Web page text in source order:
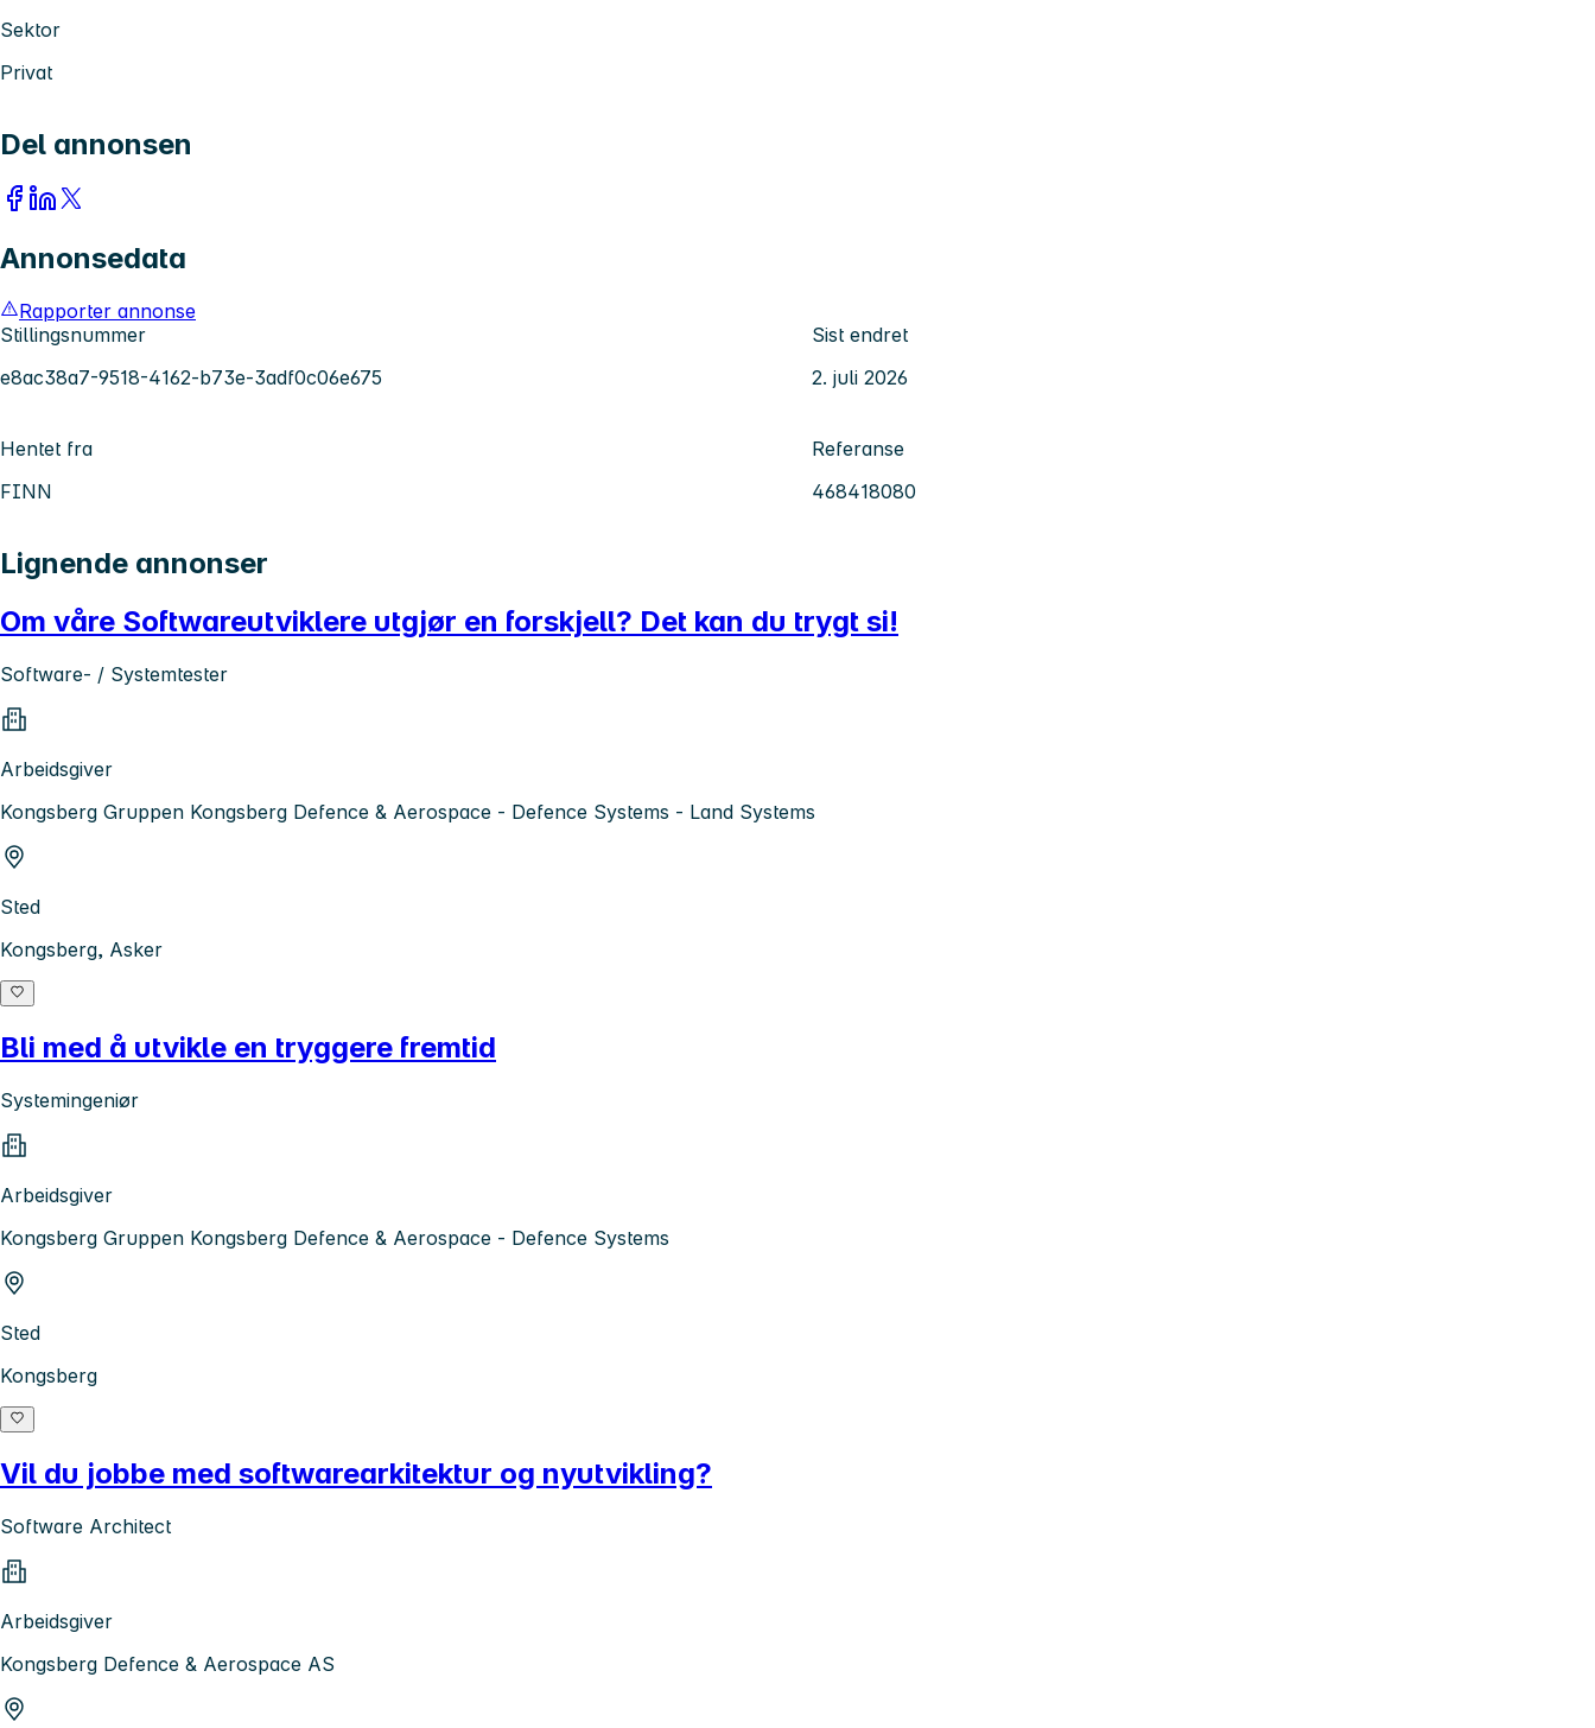
Sektor
Privat
Del annonsen
Annonsedata
Rapporter annonse
Stillingsnummer
e8ac38a7-9518-4162-b73e-3adf0c06e675
Sist endret
2. juli 2026
Hentet fra
FINN
Referanse
468418080
Lignende annonser
Om våre Softwareutviklere utgjør en forskjell? Det kan du trygt si!
Software- / Systemtester
Arbeidsgiver
Kongsberg Gruppen Kongsberg Defence & Aerospace - Defence Systems - Land Systems
Sted
Kongsberg, Asker
Bli med å utvikle en tryggere fremtid
Systemingeniør
Arbeidsgiver
Kongsberg Gruppen Kongsberg Defence & Aerospace - Defence Systems
Sted
Kongsberg
Vil du jobbe med softwarearkitektur og nyutvikling?
Software Architect
Arbeidsgiver
Kongsberg Defence & Aerospace AS